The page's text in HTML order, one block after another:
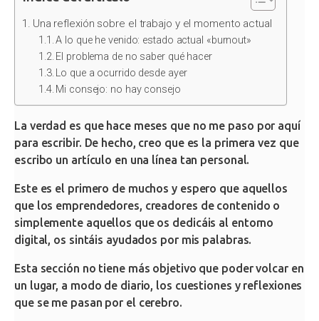
Una reflexión sobre el trabajo y el momento actual
A lo que he venido: estado actual «burnout»
El problema de no saber qué hacer
Lo que a ocurrido desde ayer
Mi consejo: no hay consejo
La verdad es que hace meses que no me paso por aquí
para escribir. De hecho, creo que es la primera vez que
escribo un artículo en una línea tan personal.
Este es el primero de muchos y espero que aquellos
que los emprendedores, creadores de contenido o
simplemente aquellos que os dedicáis al entorno
digital, os sintáis ayudados por mis palabras.
Esta sección no tiene más objetivo que poder volcar en
un lugar, a modo de diario, los cuestiones y reflexiones
que se me pasan por el cerebro.